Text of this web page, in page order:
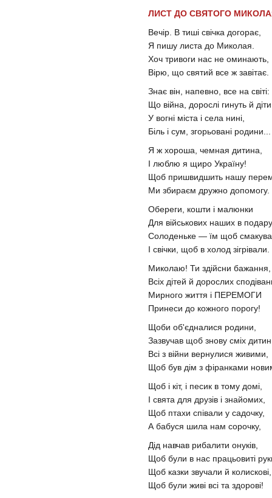
ЛИСТ ДО СВЯТОГО
Вечір. В тиші свічка догорає,
Я пишу листа до Миколая.
Хоч тривоги нас не оминають,
Вірю, що святий все ж завітає.
Знає він, напевно, все на світі:
Що війна, дорослі гинуть й
У вогні міста і села нині,
Біль і сум, згорьовані родини...
Я ж хороша, чемная дитина,
І люблю я щиро Україну!
Щоб пришвидшить нашу
Ми збираєм дружно допомогу.
Обереги, кошти і малюнки
Для військових наших в
Солоденьке — їм щоб
І свічки, щоб в холод зігрівали.
Миколаю! Ти здійсни бажання,
Всіх дітей й дорослих
Мирного життя і ПЕРЕМОГИ
Принеси до кожного порогу!
Щоби об'єдналися родини,
Зазвучав щоб знову сміх
Всі з війни вернулися живими,
Щоб був дім з фіранками
Щоб і кіт, і песик в тому домі,
І свята для друзів і знайомих,
Щоб птахи співали у садочку,
А бабуся шила нам сорочку,
Дід навчав рибалити онуків,
Щоб були в нас працьовиті
Щоб казки звучали й колискові,
Щоб були живі всі та здорові!